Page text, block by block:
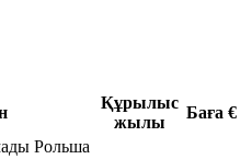
Құрылыс
жылы
Баға €
Рольша